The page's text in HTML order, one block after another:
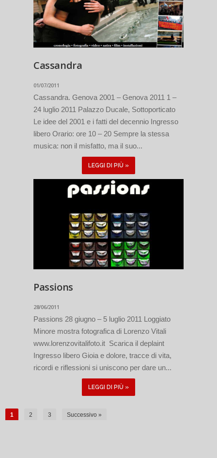
Cassandra
01/07/2011
Cassandra. Genova 2001 – Genova 2011 1 –
24 luglio 2011 Palazzo Ducale, Sottoporticato
Le idee del 2001 e i fatti del decennio Ingresso
libero Orario: ore 10 – 20 Sempre la stessa
musica: non il misfatto, ma il suo...
LEGGI DI PIÙ »
Passions
28/06/2011
Passions 28 giugno – 5 luglio 2011 Loggiato
Minore mostra fotografica di Lorenzo Vitali
www.lorenzovitalifoto.it Scarica il deplaint
Ingresso libero Gioia e dolore, tracce di vita,
ricordi e riflessioni si uniscono per dare un...
LEGGI DI PIÙ »
1 2 3 Successivo »